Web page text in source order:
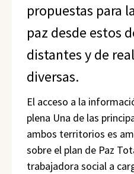
propuestas para
paz desde estos
distantes y de
diversas.
El acceso a la
plena Una de las
ambos territorios es
sobre el plan de Paz
trabajadora social a